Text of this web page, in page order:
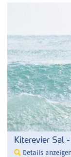
Kiterevier Sal
Details